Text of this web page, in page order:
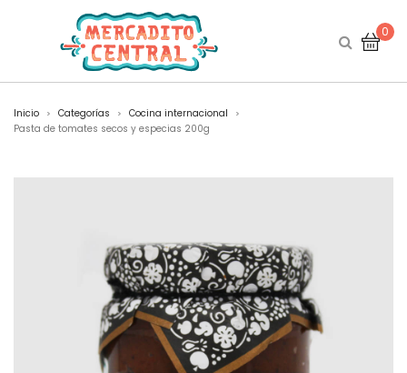
0
Inicio > Categorías > Cocina internacional >
Pasta de tomates secos y especias 200g